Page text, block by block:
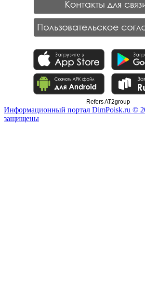
Refers AT2group
Информационный портал DimPoisk.ru ©
защищены